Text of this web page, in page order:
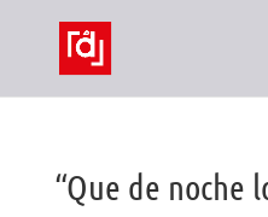
“Que de noche